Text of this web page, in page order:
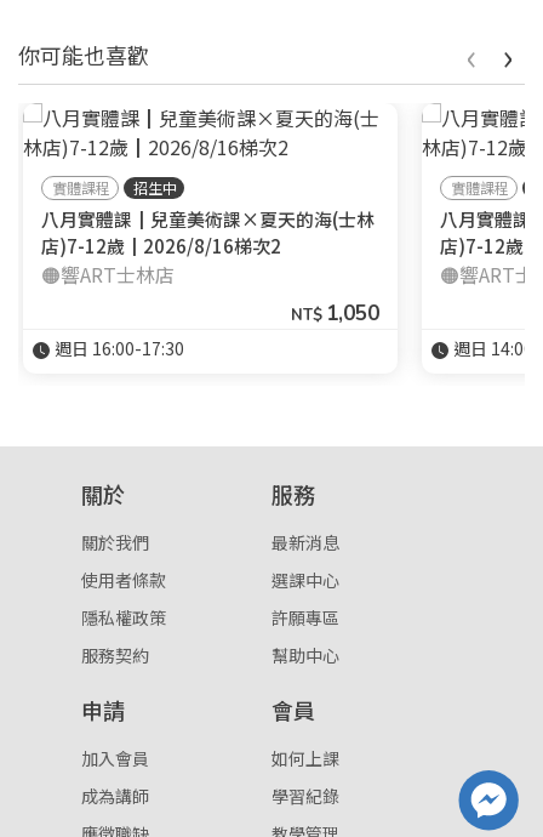
你可能也喜歡
實體課程 招生中
八月實體課┃兒童美術課×夏天的海(士林
店)7-12歲┃2026/8/16梯次2
🟠響ART士林店
NT$ 1,050
週日 16:00-17:30
實體課程
八月實體課
店)7-12歲
🟠響ART士
週日
‹ ›
關於
關於我們
使用者條款
隱私權政策
服務契約
服務
最新消息
選課中心
許願專區
幫助中心
申請
加入會員
成為講師
會員
如何上課
學習紀錄